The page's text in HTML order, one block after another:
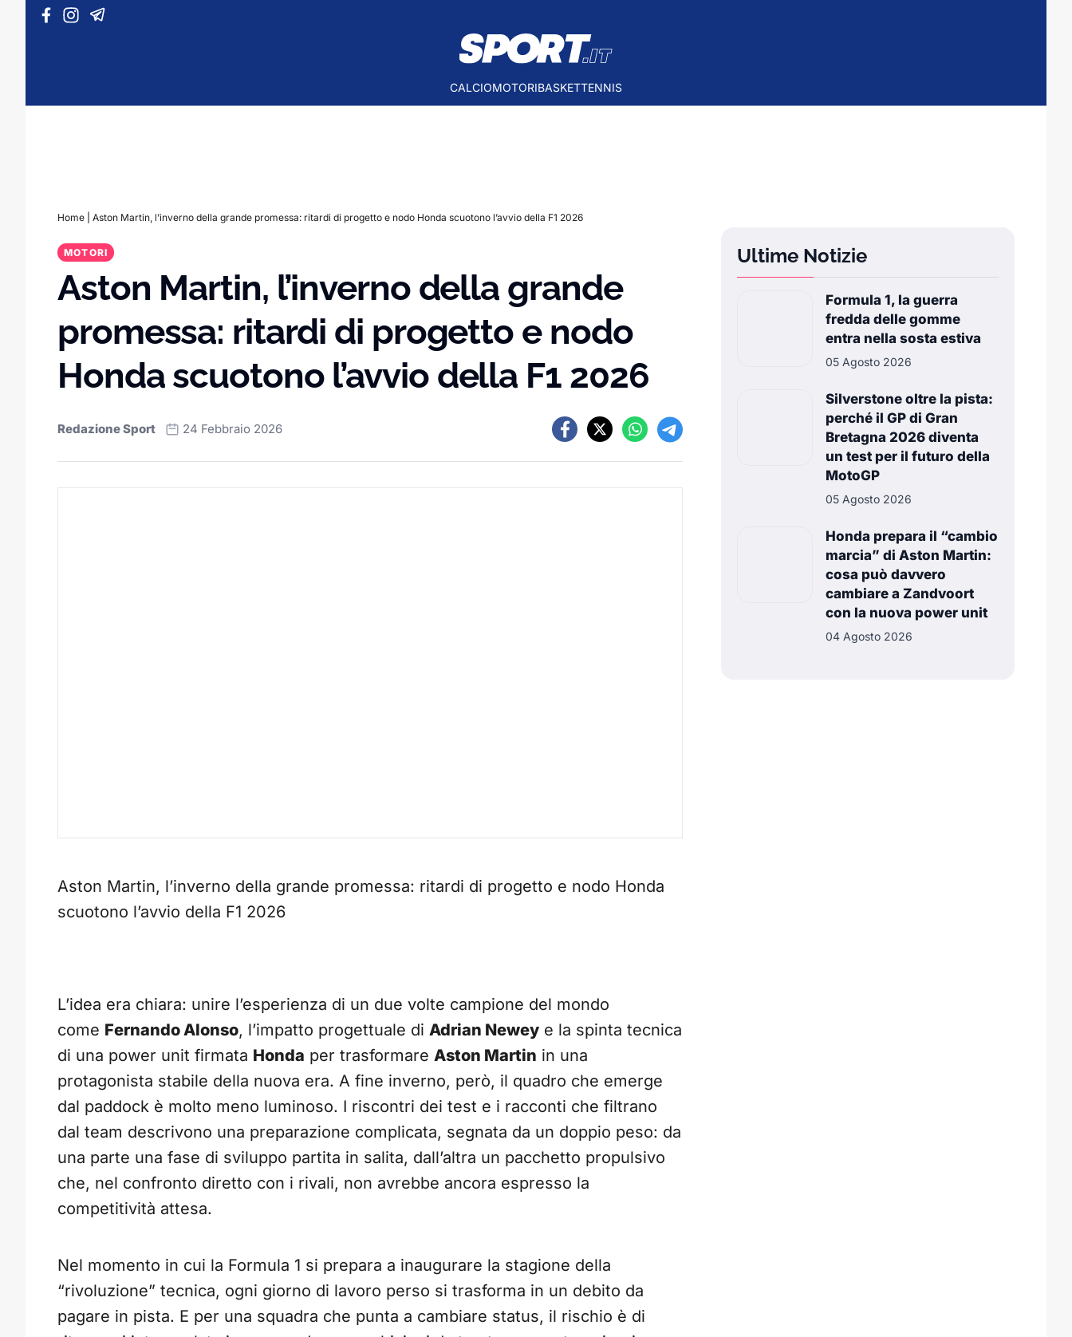
Vai al contenuto
CALCIOMOTORIBASKETTENNIS
Home Aston Martin, l’inverno della grande promessa: ritardi di progetto e nodo Honda scuotono l’avvio della F1 2026
MOTORI
Aston Martin, l’inverno della grande
promessa: ritardi di progetto e nodo
Honda scuotono l’avvio della F1 2026
Redazione Sport 24 Febbraio 2026
Aston Martin, l’inverno della grande promessa: ritardi di progetto e nodo Honda
scuotono l’avvio della F1 2026
L’idea era chiara: unire l’esperienza di un due volte campione del mondo
come Fernando Alonso, l’impatto progettuale di Adrian Newey e la spinta tecnica
di una power unit firmata Honda per trasformare Aston Martin in una
protagonista stabile della nuova era. A fine inverno, però, il quadro che emerge
dal paddock è molto meno luminoso. I riscontri dei test e i racconti che filtrano
dal team descrivono una preparazione complicata, segnata da un doppio peso: da
una parte una fase di sviluppo partita in salita, dall’altra un pacchetto propulsivo
che, nel confronto diretto con i rivali, non avrebbe ancora espresso la
competitività attesa.
Nel momento in cui la Formula 1 si prepara a inaugurare la stagione della
“rivoluzione” tecnica, ogni giorno di lavoro perso si trasforma in un debito da
pagare in pista. E per una squadra che punta a cambiare status, il rischio è di
Ultime Notizie
Formula 1, la guerra
fredda delle gomme
entra nella sosta estiva
05 Agosto 2026
Silverstone oltre la pista:
perché il GP di Gran
Bretagna 2026 diventa
un test per il futuro della
MotoGP
05 Agosto 2026
Honda prepara il “cambio
marcia” di Aston Martin:
cosa può davvero
cambiare a Zandvoort
con la nuova power unit
04 Agosto 2026